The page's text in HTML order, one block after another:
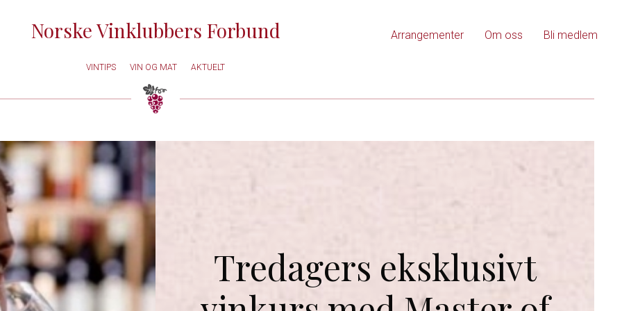
Norske Vinklubbers Forbund Arrangementer Om oss Bli medlem
VINTIPS VIN OG MAT AKTUELT
Tredagers eksklusivt